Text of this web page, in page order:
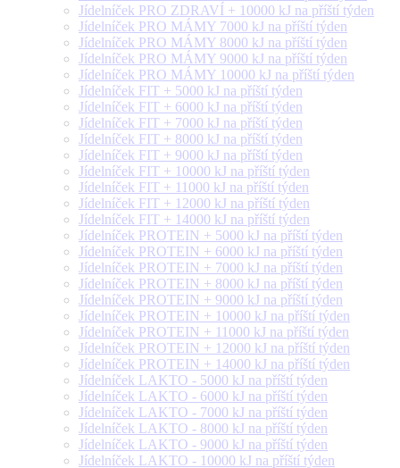
Jídelníček PRO ZDRAVÍ + 10000 kJ na příští týden
Jídelníček PRO MÁMY 7000 kJ na příští týden
Jídelníček PRO MÁMY 8000 kJ na příští týden
Jídelníček PRO MÁMY 9000 kJ na příští týden
Jídelníček PRO MÁMY 10000 kJ na příští týden
Jídelníček FIT + 5000 kJ na příští týden
Jídelníček FIT + 6000 kJ na příští týden
Jídelníček FIT + 7000 kJ na příští týden
Jídelníček FIT + 8000 kJ na příští týden
Jídelníček FIT + 9000 kJ na příští týden
Jídelníček FIT + 10000 kJ na příští týden
Jídelníček FIT + 11000 kJ na příští týden
Jídelníček FIT + 12000 kJ na příští týden
Jídelníček FIT + 14000 kJ na příští týden
Jídelníček PROTEIN + 5000 kJ na příští týden
Jídelníček PROTEIN + 6000 kJ na příští týden
Jídelníček PROTEIN + 7000 kJ na příští týden
Jídelníček PROTEIN + 8000 kJ na příští týden
Jídelníček PROTEIN + 9000 kJ na příští týden
Jídelníček PROTEIN + 10000 kJ na příští týden
Jídelníček PROTEIN + 11000 kJ na příští týden
Jídelníček PROTEIN + 12000 kJ na příští týden
Jídelníček PROTEIN + 14000 kJ na příští týden
Jídelníček LAKTO - 5000 kJ na příští týden
Jídelníček LAKTO - 6000 kJ na příští týden
Jídelníček LAKTO - 7000 kJ na příští týden
Jídelníček LAKTO - 8000 kJ na příští týden
Jídelníček LAKTO - 9000 kJ na příští týden
Jídelníček LAKTO - 10000 kJ na příští týden